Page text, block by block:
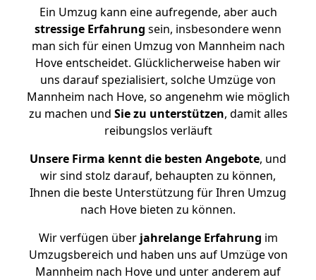
Ein Umzug kann eine aufregende, aber auch
stressige Erfahrung sein, insbesondere wenn
man sich für einen Umzug von Mannheim nach
Hove entscheidet. Glücklicherweise haben wir
uns darauf spezialisiert, solche Umzüge von
Mannheim nach Hove, so angenehm wie möglich
zu machen und Sie zu unterstützen, damit alles
reibungslos verläuft
Unsere Firma kennt die besten Angebote, und
wir sind stolz darauf, behaupten zu können,
Ihnen die beste Unterstützung für Ihren Umzug
nach Hove bieten zu können.
Wir verfügen überjahrelange Erfahrung im
Umzugsbereich und haben uns auf Umzüge von
Mannheim nach Hove und unter anderem auf